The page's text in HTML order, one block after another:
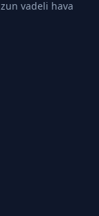
vadeli hava